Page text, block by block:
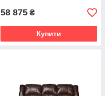
58 875 ₴
Купити